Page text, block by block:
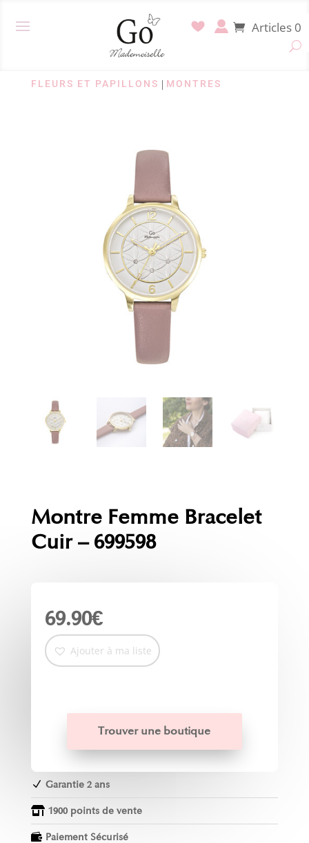
Articles 0
FLEURS ET PAPILLONS | MONTRES
Montre Femme Bracelet
Cuir – 699598
69.90€
Ajouter à ma liste
Trouver une boutique
N Garantie 2 ans
 1900 points de vente
 Paiement Sécurisé